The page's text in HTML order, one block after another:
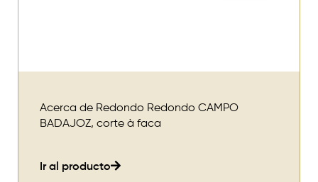
Acerca de Redondo Redondo CAMPO
BADAJOZ, corte à faca
Ir al producto